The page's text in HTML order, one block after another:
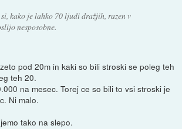
kako je lahko 70 ljudi dražjih, razen v
nesposobne.
pod 20m in kaki so bili stroski se poleg teh
teh 20.
na mesec. Torej ce so bili to vsi stroski je
Ni malo.
tako na slepo.